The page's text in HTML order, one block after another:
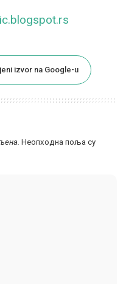
izvor na Google-u
Неопходна поља су